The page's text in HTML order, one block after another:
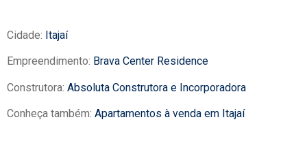
Cidade: Itajaí
Empreendimento: Brava Center Residence
Construtora: Absoluta Construtora e Incorporadora
Conheça também: Apartamentos à venda em Itajaí